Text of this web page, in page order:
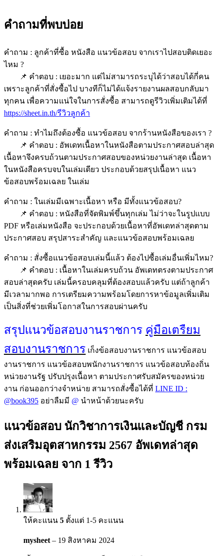
คำถามที่พบบ่อย
คำถาม : ลูกค้าที่ซื้อ หนังสือ แนวข้อสอบ จากเราไปสอบติดเยอะ
ไหม ?
📌 คำตอบ : เยอะมาก แต่ไม่สามารถระบุได้ว่าสอบได้กี่คน
เพราะลูกค้าที่สั่งซื้อไป บางทีก็ไม่ได้แจ้งรายงานผลสอบกลับมา
ทุกคน เพื่อความแน่ใจในการสั่งซื้อ สามารถดูรีวิวเพิ่มเติมได้ที่
https://sheet.in.th/รีวิวลูกค้า
คำถาม : ทำไมถึงต้องซื้อ แนวข้อสอบ จากร้านหนังสือของเรา ?
📌 คำตอบ : อัพเดทเนื้อหาในหนังสือตามประกาศสอบล่าสุด
เนื้อหาจึงครบถ้วนตามประกาศสอบของหน่วยงานล่าสุด เนื้อหา
ในหนังสือครบจบในเล่มเดียว ประกอบด้วยสรุปเนื้อหา แนว
ข้อสอบพร้อมเฉลย ในเล่ม
คำถาม : ในเล่มมีเฉพาะเนื้อหา หรือ มีทั้งแนวข้อสอบ?
📌 คำตอบ : หนังสือที่จัดพิมพ์ขึ้นทุกเล่ม ไม่ว่าจะในรูปแบบ
PDF หรือเล่มหนังสือ จะประกอบด้วยเนื้อหาที่อัพเดทล่าสุดตาม
ประกาศสอบ สรุปสาระสำคัญ และแนวข้อสอบพร้อมเฉลย
คำถาม : สั่งซื้อแนวข้อสอบเล่มนี้แล้ว ต้องไปซื้อเล่มอื่นเพิ่มไหม?
📌 คำตอบ : เนื้อหาในเล่มครบถ้วน อัพเดทตรงตามประกาศ
สอบล่าสุดครับ เล่มนี้ครอบคลุมที่ต้องสอบแล้วครับ แต่ถ้าลูกค้า
มีเวลามากพอ การเตรียมความพร้อมโดยการหาข้อมูลเพิ่มเติม
เป็นสิ่งที่ช่วยเพิ่มโอกาสในการสอบผ่านครับ
สรุปแนวข้อสอบงานราชการ คู่มือเตรืยม
สอบงานราชการ เก็งข้อสอบงานราชการ แนวข้อสอบ
งานราชการ แนวข้อสอบพนักงานราชการ แนวข้อสอบท้องถิ่น
หน่วยงานรัฐ ปรับปรุงเนื้อหา ตามประกาศรับสมัครของหน่วย
งาน ก่อนออกว่างจำหน่าย สามารถสั่งซื้อได้ที่ LINE ID :
@book395 อย่าลืมมี @ นำหน้าด้วยนะครับ
แนวข้อสอบ นักวิชาการเงินและบัญชี กรม
ส่งเสริมอุตสาหกรรม 2567 อัพเดทล่าสุด
พร้อมเฉลย จาก 1 รีวิว
ให้คะแนน 5 ตั้งแต่ 1-5 คะแนน
mysheet – 19 สิงหาคม 2024